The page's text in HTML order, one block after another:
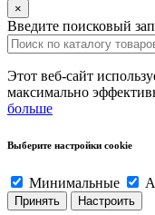
×
Введите поисковый
Этот веб-сайт
максимально
больше
Выберите настройки cookie
Минимальные
Принять Настроить